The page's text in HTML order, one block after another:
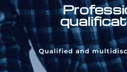
Qualified and